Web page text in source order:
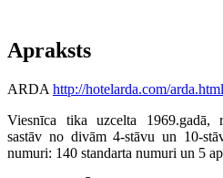
Apraksts
ARDA http://hotelarda.com/arda.html
Viesnīca tika uzcelta 1969.gadā,
sastāv no divām 4-stāvu un 10-
numuri: 140 standarta numuri un 5